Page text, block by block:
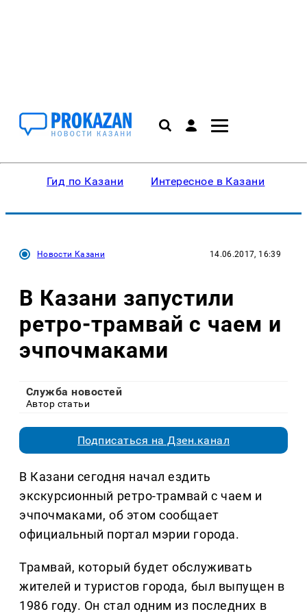
Гид по Казани Интересное в Казани
Новости Казани 14.06.2017, 16:39
В Казани запустили
ретро-трамвай с чаем и
эчпочмаками
Служба новостей
Автор статьи
Подписаться на Дзен.канал
В Казани сегодня начал ездить
экскурсионный ретро-трамвай с чаем и
эчпочмаками, об этом сообщает
официальный портал мэрии города.
Трамвай, который будет обслуживать
жителей и туристов города, был выпущен в
1986 году. Он стал одним из последних в